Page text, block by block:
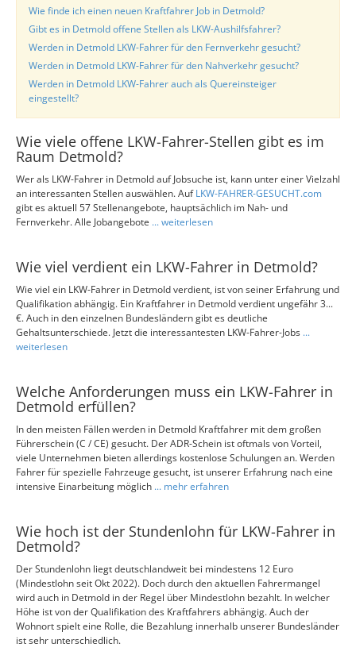
Wie finde ich einen neuen Kraftfahrer Job in Detmold?
Gibt es in Detmold offene Stellen als LKW-Aushilfsfahrer?
Werden in Detmold LKW-Fahrer für den Fernverkehr gesucht?
Werden in Detmold LKW-Fahrer für den Nahverkehr gesucht?
Werden in Detmold LKW-Fahrer auch als Quereinsteiger
eingestellt?
Wie viele offene LKW-Fahrer-Stellen gibt es im
Raum Detmold?
Wer als LKW-Fahrer in Detmold auf Jobsuche ist, kann unter einer Vielzahl
an interessanten Stellen auswählen. AufLKW-FAHRER-GESUCHT.com
gibt es aktuell 57 Stellenangebote, hauptsächlich im Nah- und
Fernverkehr. Alle Jobangebote ... weiterlesen
Wie viel verdient ein LKW-Fahrer in Detmold?
Wie viel ein LKW-Fahrer in Detmold verdient, ist von seiner Erfahrung und
Qualifikation abhängig. Ein Kraftfahrer in Detmold verdient ungefähr 3...
€. Auch in den einzelnen Bundesländern gibt es deutliche
Gehaltsunterschiede. Jetzt die interessantesten LKW-Fahrer-Jobs ...
weiterlesen
Welche Anforderungen muss ein LKW-Fahrer in
Detmold erfüllen?
In den meisten Fällen werden in Detmold Kraftfahrer mit dem großen
Führerschein (C / CE) gesucht. Der ADR-Schein ist oftmals von Vorteil,
viele Unternehmen bieten allerdings kostenlose Schulungen an. Werden
Fahrer für spezielle Fahrzeuge gesucht, ist unserer Erfahrung nach eine
intensive Einarbeitung möglich ... mehr erfahren
Wie hoch ist der Stundenlohn für LKW-Fahrer in
Detmold?
Der Stundenlohn liegt deutschlandweit bei mindestens 12 Euro
(Mindestlohn seit Okt 2022). Doch durch den aktuellen Fahrermangel
wird auch in Detmold in der Regel über Mindestlohn bezahlt. In welcher
Höhe ist von der Qualifikation des Kraftfahrers abhängig. Auch der
Wohnort spielt eine Rolle, die Bezahlung innerhalb unserer Bundesländer
ist sehr unterschiedlich.